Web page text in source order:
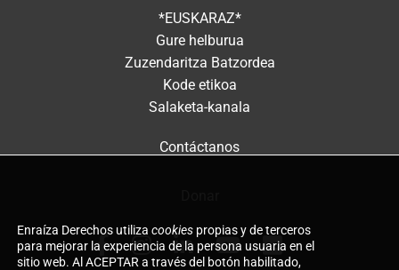
*EUSKARAZ*
Gure helburua
Zuzendaritza Batzordea
Kode etikoa
Salaketa-kanala
Contáctanos
Enraíza Derechos utiliza cookies propias y de terceros
para mejorar la experiencia de la persona usuaria en el
sitio web. Al ACEPTAR a través del botón habilitado,